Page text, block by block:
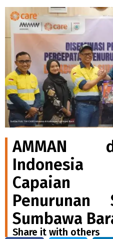
AMMAN
Capaian
Sumbawa
Share it with others